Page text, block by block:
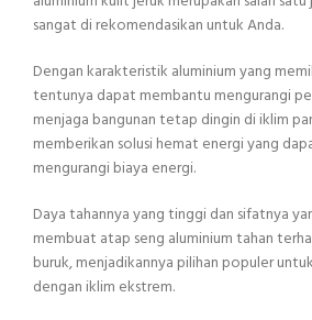
sangat di rekomendasikan untuk Anda.
Dengan karakteristik aluminium yang
tentunya dapat membantu mengurangi
menjaga bangunan tetap dingin di iklim
memberikan solusi hemat energi yang
mengurangi biaya energi.
Daya tahannya yang tinggi dan sifatnya
membuat atap seng aluminium tahan
buruk, menjadikannya pilihan populer
dengan iklim ekstrem.